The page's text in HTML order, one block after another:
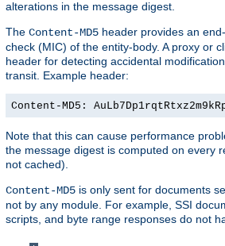
alterations in the message digest.
The Content-MD5 header provides an
check (MIC) of the entity-body. A proxy or
header for detecting accidental
transit. Example header:
Content-MD5:
Note that this can cause performance
the message digest is computed on every
not cached).
Content-MD5 is only sent for documents
not by any module. For example, SSI
scripts, and byte range responses do not